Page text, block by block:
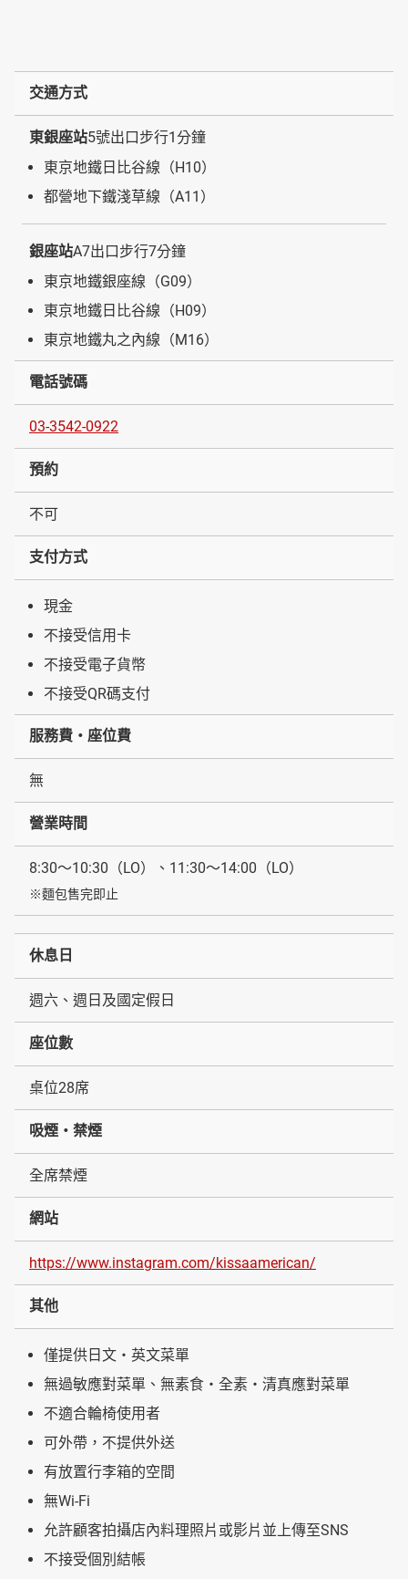
交通方式
東銀座站5號出口步行1分鐘
東京地鐵日比谷線（H10）
都營地下鐵淺草線（A11）
銀座站A7出口步行7分鐘
東京地鐵銀座線（G09）
東京地鐵日比谷線（H09）
東京地鐵丸之內線（M16）
電話號碼
03-3542-0922
預約
不可
支付方式
現金
不接受信用卡
不接受電子貨幣
不接受QR碼支付
服務費・座位費
無
營業時間
8:30～10:30（LO）、11:30～14:00（LO）
※麵包售完即止
休息日
週六、週日及國定假日
座位數
桌位28席
吸煙・禁煙
全席禁煙
網站
https://www.instagram.com/kissaamerican/
其他
僅提供日文・英文菜單
無過敏應對菜單、無素食・全素・清真應對菜單
不適合輪椅使用者
可外帶，不提供外送
有放置行李箱的空間
無Wi-Fi
允許顧客拍攝店內料理照片或影片並上傳至SNS
不接受個別結帳